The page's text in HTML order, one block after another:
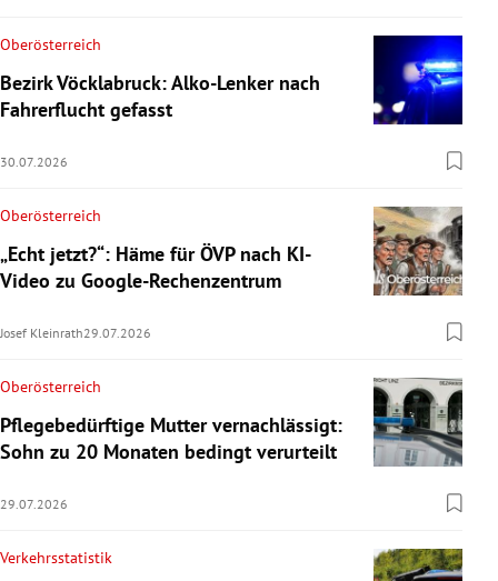
Oberösterreich
Bezirk Vöcklabruck: Alko-Lenker nach
Fahrerflucht gefasst
30.07.2026
Oberösterreich
„Echt jetzt?“: Häme für ÖVP nach KI-
Video zu Google-Rechenzentrum
Josef Kleinrath29.07.2026
Oberösterreich
Pflegebedürftige Mutter vernachlässigt:
Sohn zu 20 Monaten bedingt verurteilt
29.07.2026
Verkehrsstatistik